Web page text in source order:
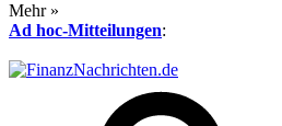
Mehr »
Ad hoc-Mitteilungen: